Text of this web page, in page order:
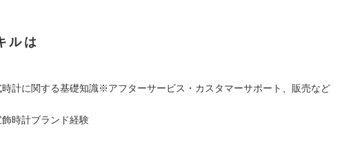
ルは
時計に関する基礎知識※アフターサービス・カスタマーサポート、販売など
飾時計ブランド経験